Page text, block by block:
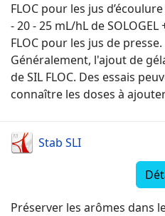
FLOC pour les jus d’écoulure
- 20 - 25 mL/hL de SOLOGEL
FLOC pour les jus de presse.
Généralement, l'ajout de
de SIL FLOC. Des essais
connaître les doses à
Stab SLI
Préserver les arômes dans